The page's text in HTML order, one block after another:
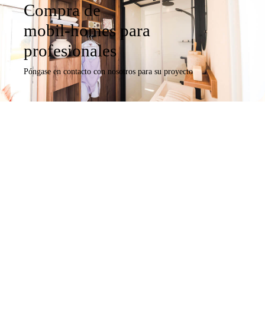
Compra de
mobil-homes para
profesionales
Póngase en contacto con nosotros para su proyecto